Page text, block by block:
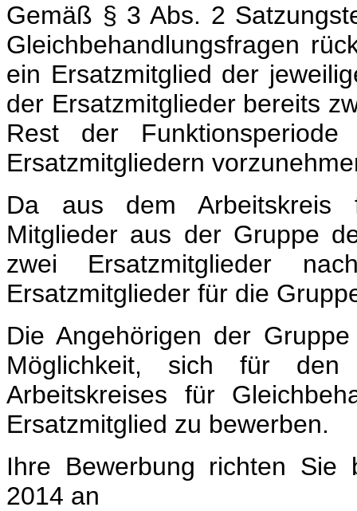
Gemäß § 3 Abs. 2
Gleichbehandlungsfragen
ein Ersatzmitglied der
der Ersatzmitglieder bereits
Rest der
Ersatzmitgliedern
Da aus dem Arbeitskreis
Mitglieder aus der Gruppe
zwei Ersatzmitglieder
Ersatzmitglieder für die
Die Angehörigen der
Möglichkeit, sich für den
Arbeitskreises für
Ersatzmitglied zu bewerben.
Ihre Bewerbung richten Sie
2014 an